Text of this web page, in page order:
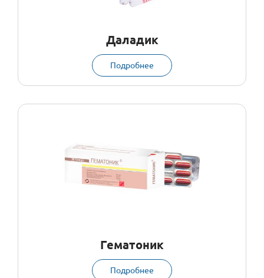
Даладик
Подробнее
Гематоник
Подробнее